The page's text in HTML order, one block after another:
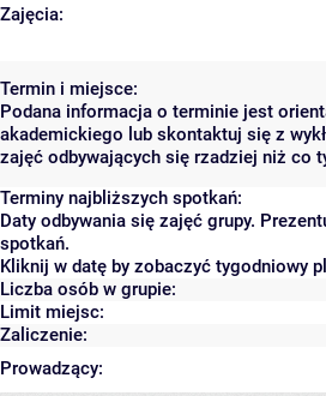
Zajęcia:
Termin i miejsce:
Podana informacja o terminie jest
akademickiego lub skontaktuj się z
zajęć odbywających się rzadziej niż co
Terminy najbliższych spotkań:
Daty odbywania się zajęć grupy.
spotkań.
Kliknij w datę by zobaczyć tygodniowy
Liczba osób w grupie:
Limit miejsc:
Zaliczenie:
Prowadzący: